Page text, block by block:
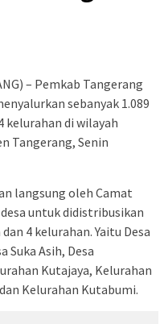
– Pemkab Tangerang
sebanyak 1.089
kelurahan di wilayah
Tangerang, Senin
langsung oleh Camat
untuk didistribusikan
4 kelurahan. Yaitu Desa
Suka Asih, Desa
Kutajaya, Kelurahan
Kelurahan Kutabumi.